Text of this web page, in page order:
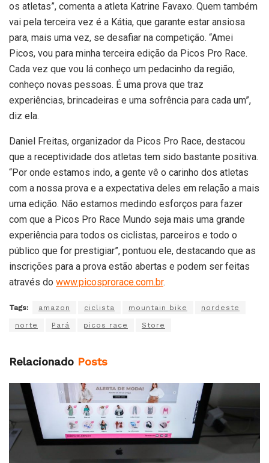
os atletas”, comenta a atleta Katrine Favaxo. Quem também
vai pela terceira vez é a Kátia, que garante estar ansiosa
para, mais uma vez, se desafiar na competição. “Amei
Picos, vou para minha terceira edição da Picos Pro Race.
Cada vez que vou lá conheço um pedacinho da região,
conheço novas pessoas. É uma prova que traz
experiências, brincadeiras e uma sofrência para cada um”,
diz ela.
Daniel Freitas, organizador da Picos Pro Race, destacou
que a receptividade dos atletas tem sido bastante positiva.
“Por onde estamos indo, a gente vê o carinho dos atletas
com a nossa prova e a expectativa deles em relação a mais
uma edição. Não estamos medindo esforços para fazer
com que a Picos Pro Race Mundo seja mais uma grande
experiência para todos os ciclistas, parceiros e todo o
público que for prestigiar”, pontuou ele, destacando que as
inscrições para a prova estão abertas e podem ser feitas
através do www.picosprorace.com.br.
Tags: amazon ciclista mountain bike nordeste
norte Pará picos race Store
Relacionado Posts